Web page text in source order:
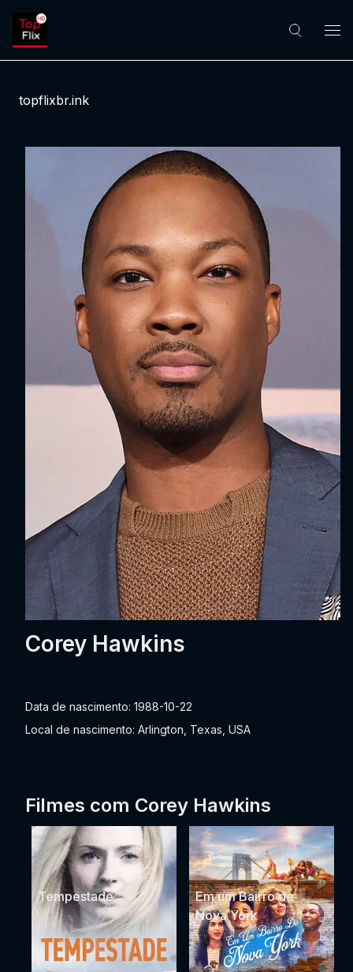
topflixbr.ink
Corey Hawkins
Data de nascimento: 1988-10-22
Local de nascimento: Arlington, Texas, USA
Filmes com Corey Hawkins
Tempestade
Em um Bairro de
Nova York